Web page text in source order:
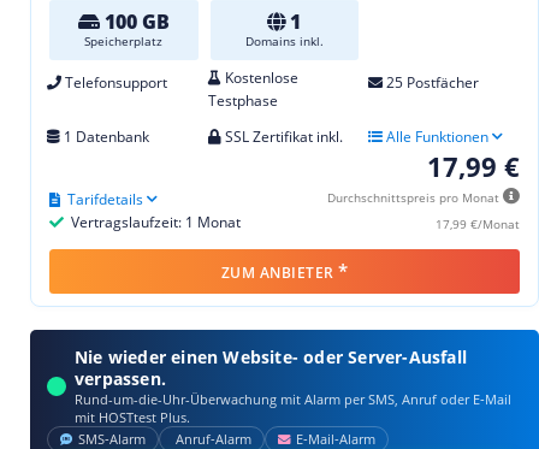
100 GB
Speicherplatz
1
Domains inkl.
Telefonsupport
Kostenlose
Testphase
25 Postfächer
1 Datenbank SSL Zertifikat inkl. Alle Funktionen
17,99 €
Durchschnittspreis pro Monat
17,99 €/Monat
Vertragslaufzeit: 1 Monat
Tarifdetails
ZUM ANBIETER *
Nie wieder einen Website- oder Server-Ausfall
verpassen.
Rund-um-die-Uhr-Überwachung mit Alarm per SMS, Anruf oder E‑Mail
mit HOSTtest Plus.
SMS‑Alarm Anruf‑Alarm E‑Mail‑Alarm